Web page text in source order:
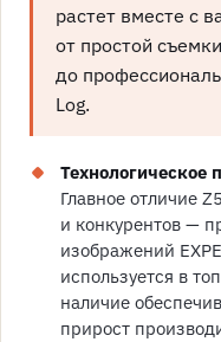
растет вместе с
от простой
до
Log.
Технологическое
Главное отличие
и конкурентов —
изображений
используется в
наличие
прирост